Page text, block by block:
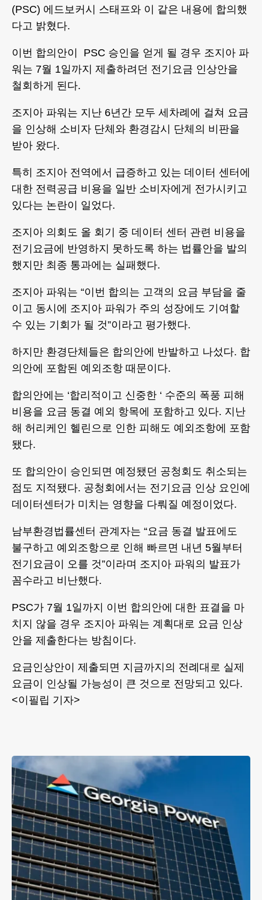
(PSC) 에드보커시 스태프와 이 같은 내용에 합의했
다고 밝혔다.
이번 합의안이 PSC 승인을 얻게 될 경우 조지아 파
워는 7월 1일까지 제출하려던 전기요금 인상안을
철회하게 된다.
조지아 파워는 지난 6년간 모두 세차례에 걸쳐 요금
을 인상해 소비자 단체와 환경감시 단체의 비판을
받아 왔다.
특히 조지아 전역에서 급증하고 있는 데이터 센터에
대한 전력공급 비용을 일반 소비자에게 전가시키고
있다는 논란이 일었다.
조지아 의회도 올 회기 중 데이터 센터 관련 비용을
전기요금에 반영하지 못하도록 하는 법률안을 발의
했지만 최종 통과에는 실패했다.
조지아 파워는 “이번 합의는 고객의 요금 부담을 줄
이고 동시에 조지아 파워가 주의 성장에도 기여할
수 있는 기회가 될 것”이라고 평가했다.
하지만 환경단체들은 합의안에 반발하고 나섰다. 합
의안에 포함된 예외조항 때문이다.
합의안에는 ‘합리적이고 신중한 ‘ 수준의 폭풍 피해
비용을 요금 동결 예외 항목에 포함하고 있다. 지난
해 허리케인 헬린으로 인한 피해도 예외조항에 포함
됐다.
또 합의안이 승인되면 예정됐던 공청회도 취소되는
점도 지적됐다. 공청회에서는 전기요금 인상 요인에
데이터센터가 미치는 영향을 다뤄질 예정이었다.
남부환경법률센터 관계자는 “요금 동결 발표에도
불구하고 예외조항으로 인해 빠르면 내년 5월부터
전기요금이 오를 것”이라며 조지아 파워의 발표가
꼼수라고 비난했다.
PSC가 7월 1일까지 이번 합의안에 대한 표결을 마
치지 않을 경우 조지아 파워는 계획대로 요금 인상
안을 제출한다는 방침이다.
요금인상안이 제출되면 지금까지의 전례대로 실제
요금이 인상될 가능성이 큰 것으로 전망되고 있다.
<이필립 기자>